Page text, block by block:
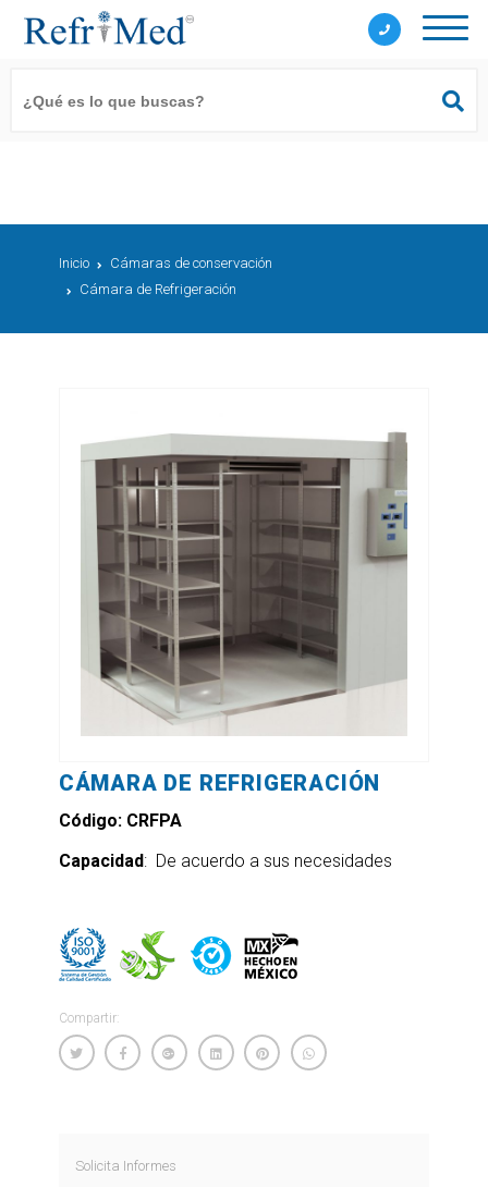
Inicio
Cámaras de conservación
Cámara de Refrigeración
CÁMARA DE REFRIGERACIÓN
Código: CRFPA
Capacidad: De acuerdo a sus necesidades
Compartir:
Solicita Informes